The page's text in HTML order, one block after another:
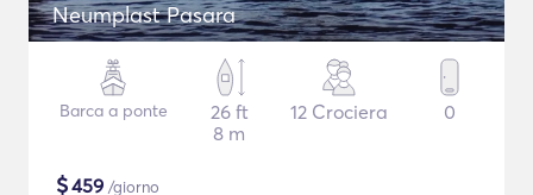
Neumplast Pasara
Barca a ponte
26 ft
8 m
12 Crociera 0
$459 /giorno